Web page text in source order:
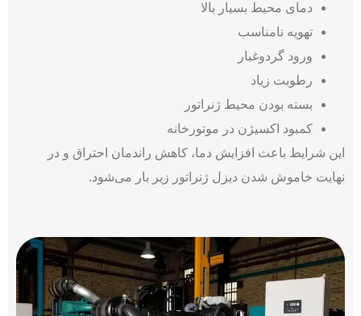
دمای محیط بسیار بالا
تهویه نامناسب
ورود گردوغبار
رطوبت زیاد
بسته بودن محیط ژنراتور
کمبود اکسیژن در موتورخانه
این شرایط باعث افزایش دما، کاهش راندمان احتراق و در
نهایت خاموش شدن دیزل ژنراتور زیر بار می‌شود.